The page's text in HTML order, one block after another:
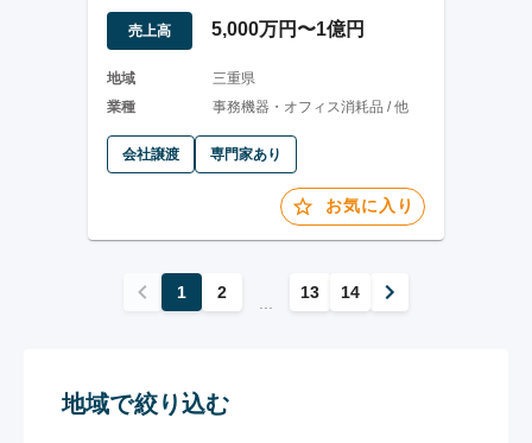
有
売上高 5,000万円〜1億円
地域
三重県
業種
事務機器・オフィス消耗品 / 他
会社譲渡 専門家あり
お気に入り
1 2
...
13 14
地域で絞り込む